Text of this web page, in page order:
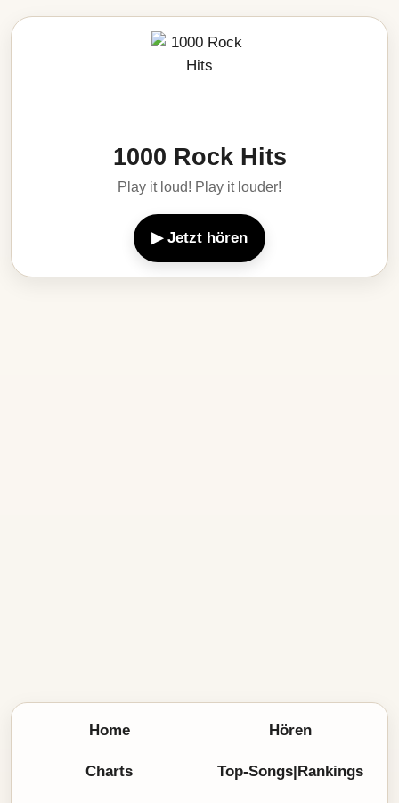
1000 Rock Hits
Play it loud! Play it louder!
▶ Jetzt hören
Home Hören
Charts Top-Songs|Rankings